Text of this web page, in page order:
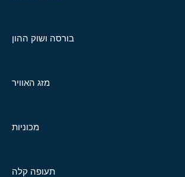
בורסה ושוק ההון
מזג האוויר
מכוניות
תעופה קלה